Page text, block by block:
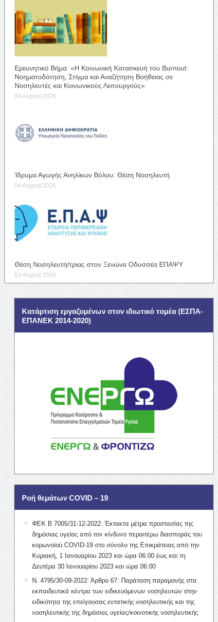
Ερευνητικό Βήμα: «Η Κοινωνική Κατασκευή του Burnout:
Νοηματοδότηση, Στίγμα και Αναζήτηση Βοήθειας σε
Νοσηλευτές και Κοινωνικούς Λειτουργούς»
04 August 2026
Ίδρυμα Αγωγής Ανηλίκων Βόλου: Θέση Νοσηλευτή
04 August 2026
Θέση Νοσηλευτή/τριας στον Ξενώνα Οδυσσέα ΕΠΑΨΥ
03 August 2026
Κατάρτιση εργαζομένων στον ιδιωτικό τομέα (ΕΣΠΑ-
ΕΠΑΝΕΚ 2014-2020)
Ροή θεμάτων COVID – 19
ΦΕΚ Β 7005/31-12-2022: Έκτακτα μέτρα προστασίας της
δημόσιας υγείας από τον κίνδυνο περαιτέρω διασποράς του
κορωνοϊού COVID-19 στο σύνολο της Επικράτειας από την
Κυριακή, 1 Ιανουαρίου 2023 και ώρα 06:00 έως και τη
Δευτέρα 30 Ιανουαρίου 2023 και ώρα 06:00
Ν. 4795/30-09-2022: Άρθρο 67: Παράταση παραμονής στα
εκπαιδευτικά κέντρα των ειδικευόμενων νοσηλευτών στην
ειδικότητα της επείγουσας εντατικής νοσηλευτικής και της
νοσηλευτικής της δημόσιας υγείας/κοινοτικής νοσηλευτικής